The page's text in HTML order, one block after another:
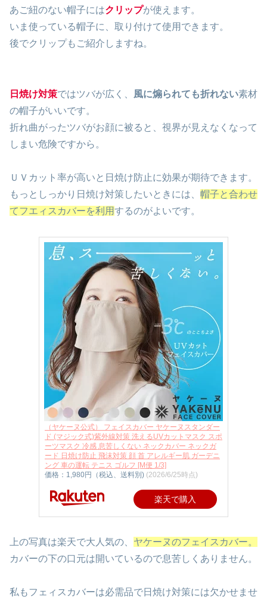
あご紐のない帽子にはクリップが使えます。
いま使っている帽子に、取り付けて使用できます。
後でクリップもご紹介しますね。
日焼け対策ではツバが広く、 風に煽られても折れない素材
の帽子がいいです。
折れ曲がったツバがお顔に被ると、視界が見えなくなって
しまい危険ですから。
ＵＶカット率が高いと日焼け防止に効果が期待できます。
もっとしっかり日焼け対策したいときには、 帽子と合わせ
てフエィスカバーを利用するのがよいです。
（ヤケーヌ公式） フェイスカバー ヤケーヌスタンダー
ド (マジック式)紫外線対策 洗えるUVカットマスク スポ
ーツマスク 冷感 息苦しくない ネックカバー ネックガ
ード 日焼け防止 飛沫対策 顔 首 アレルギー肌 ガーデニ
ング 車の運転 テニス ゴルフ [M便 1/3]
価格：1,980円（税込、送料別) (2026/6/25時点)
楽天で購入
上の写真は楽天で大人気の、 ヤケーヌのフェイスカバー。
カバーの下の口元は開いているので息苦しくありません。
私もフェィスカバーは必需品で日焼け対策には欠かせませ